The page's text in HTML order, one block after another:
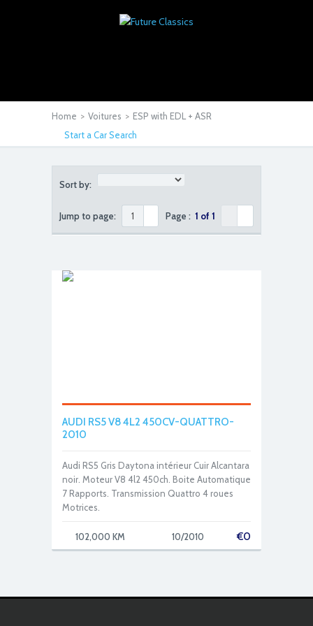
Home > Voitures > ESP with EDL + ASR
Start a Car Search
Sort by:
Jump to page: Page : 1 of 1
AUDI RS5 V8 4L2 450CV-QUATTRO-
2010
Audi RS5 Gris Daytona intérieur Cuir Alcantara
noir. Moteur V8 4l2 450ch. Boite Automatique
7 Rapports. Transmission Quattro 4 roues
Motrices.
€0
102,000 KM 10/2010